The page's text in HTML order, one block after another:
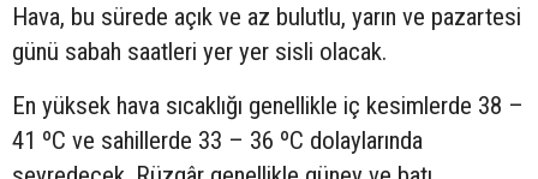
Hava, bu sürede açık ve az bulutlu, yarın ve pazartesi
günü sabah saatleri yer yer sisli olacak.
En yüksek hava sıcaklığı genellikle iç kesimlerde 38 –
41 ºC ve sahillerde 33 – 36 ºC dolaylarında